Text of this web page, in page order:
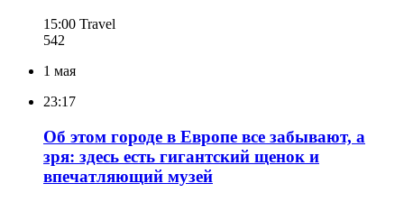
15:00 Travel
542
1 мая
23:17
Об этом городе в Европе все забывают, а
зря: здесь есть гигантский щенок и
впечатляющий музей